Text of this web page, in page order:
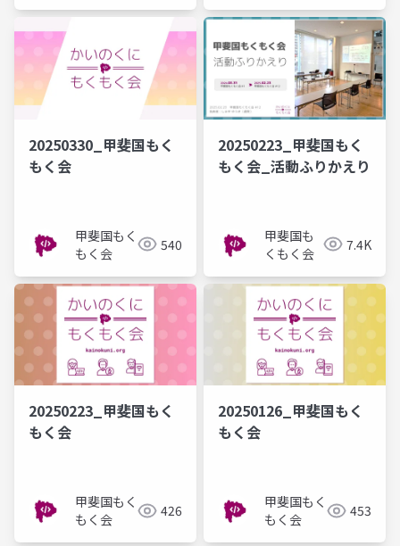
20250330_甲斐国もく
もく会
甲斐国もく
もく会
540
20250223_甲斐国もく
もく会_活動ふりかえり
甲斐国も
くもく会
7.4K
20250223_甲斐国もく
もく会
甲斐国もく
もく会
426
20250126_甲斐国もく
もく会
甲斐国もく
もく会
453